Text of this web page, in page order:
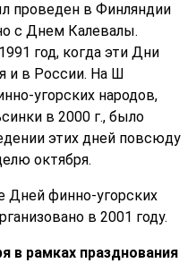
проведен в Финляндии
с Днем Калевалы.
год, когда эти Дни
и в России. На Ш
угорских народов,
в 2000 г., было
этих дней повсюду
октября.
Дней финно-угорских
в 2001 году.
в рамках празднования